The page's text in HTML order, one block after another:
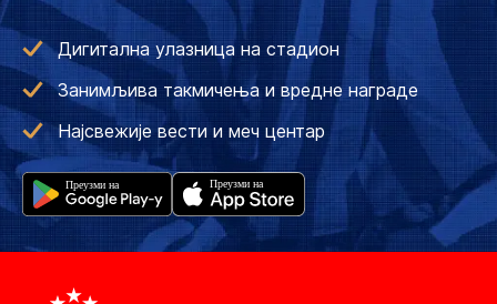
Дигитална улазница на стадион
Занимљива такмичења и вредне награде
Најсвежије вести и меч центар